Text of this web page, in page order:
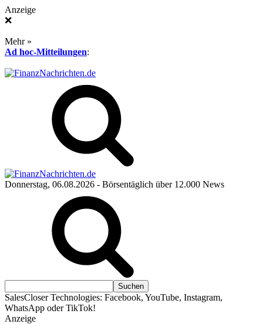
Anzeige
❌
Mehr »
Ad hoc-Mitteilungen:
Donnerstag, 06.08.2026 - Börsentäglich über 12.000 News
SalesCloser Technologies: Facebook, YouTube, Instagram,
WhatsApp oder TikTok!
Anzeige